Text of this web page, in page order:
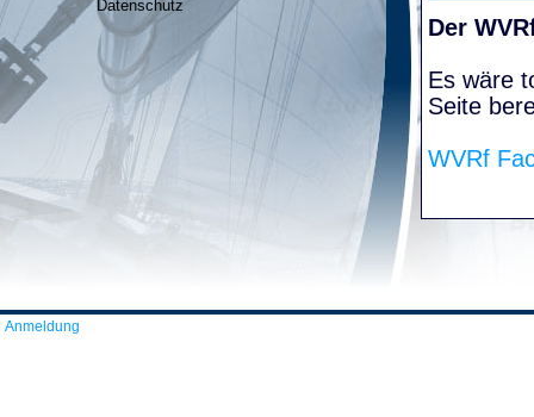
Datenschutz
Der
Es wäre
Seite
WVRf
Anmeldung